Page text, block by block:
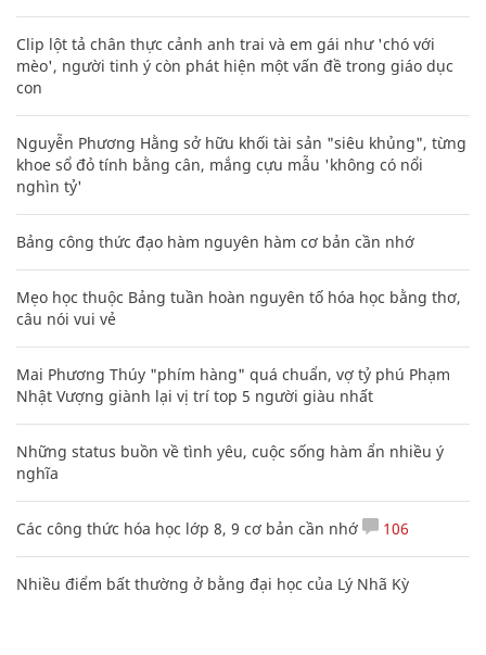
Clip lột tả chân thực cảnh anh trai và em gái như 'chó với
mèo', người tinh ý còn phát hiện một vấn đề trong giáo dục
con
Nguyễn Phương Hằng sở hữu khối tài sản "siêu khủng", từng
khoe sổ đỏ tính bằng cân, mắng cựu mẫu 'không có nổi
nghìn tỷ'
Bảng công thức đạo hàm nguyên hàm cơ bản cần nhớ
Mẹo học thuộc Bảng tuần hoàn nguyên tố hóa học bằng thơ,
câu nói vui vẻ
Mai Phương Thúy "phím hàng" quá chuẩn, vợ tỷ phú Phạm
Nhật Vượng giành lại vị trí top 5 người giàu nhất
Những status buồn về tình yêu, cuộc sống hàm ẩn nhiều ý
nghĩa
Các công thức hóa học lớp 8, 9 cơ bản cần nhớ 106
Nhiều điểm bất thường ở bằng đại học của Lý Nhã Kỳ